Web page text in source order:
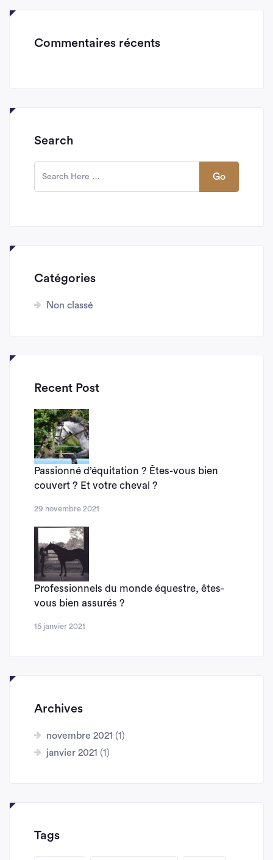
Commentaires récents
Search
Go
Catégories
Non classé
Recent Post
Passionné d’équitation ? Êtes-vous bien
couvert ? Et votre cheval ?
29 novembre 2021
Professionnels du monde équestre, êtes-
vous bien assurés ?
15 janvier 2021
Archives
novembre 2021 (1)
janvier 2021 (1)
Tags